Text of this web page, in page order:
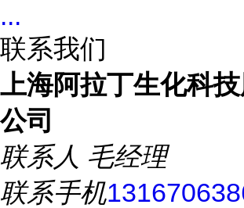
...
联系我们
上海阿拉丁生化科
公司
联系人 毛经理
联系手机